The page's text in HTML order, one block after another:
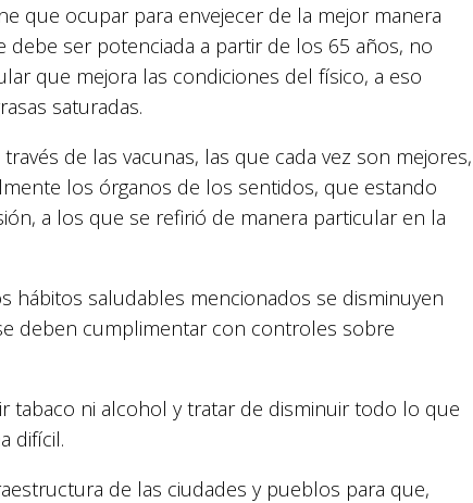
que ocupar para envejecer de la mejor manera
debe ser potenciada a partir de los 65 años, no
que mejora las condiciones del físico, a eso
saturadas.
de las vacunas, las que cada vez son mejores,
los órganos de los sentidos, que estando
a los que se refirió de manera particular en la
hábitos saludables mencionados se disminuyen
deben cumplimentar con controles sobre
tabaco ni alcohol y tratar de disminuir todo lo que
difícil.
de las ciudades y pueblos para que,